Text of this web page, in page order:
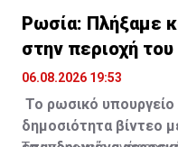
Ρωσία: Πλήξαμε
στην περιοχή
06.08.2026 19:53
Το ρωσικό
δημοσιότητα βίντεο